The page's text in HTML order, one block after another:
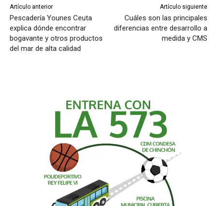
Artículo anterior
Pescadería Younes Ceuta
explica dónde encontrar
bogavante y otros productos
del mar de alta calidad
Artículo siguiente
Cuáles son las principales
diferencias entre desarrollo a
medida y CMS